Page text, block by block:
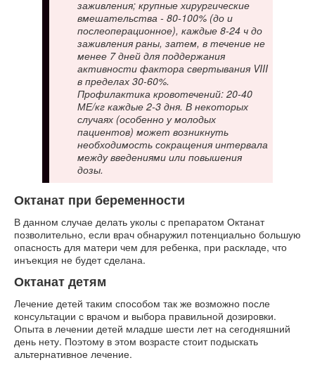
заживления; крупные хирургические
вмешательства - 80-100% (до и
послеоперационное), каждые 8-24 ч до
заживления раны, затем, в течение не
менее 7 дней для поддержания
активности фактора свертывания VIII
в пределах 30-60%.
Профилактика кровотечений: 20-40
МЕ/кг каждые 2-3 дня. В некоторых
случаях (особенно у молодых
пациентов) может возникнуть
необходимость сокращения интервала
между введениями или повышения
дозы.
Октанат при беременности
В данном случае делать уколы с препаратом Октанат
позволительно, если врач обнаружил потенциально большую
опасность для матери чем для ребенка, при раскладе, что
инъекция не будет сделана.
Октанат детям
Лечение детей таким способом так же возможно после
консультации с врачом и выбора правильной дозировки.
Опыта в лечении детей младше шести лет на сегодняшний
день нету. Поэтому в этом возрасте стоит подыскать
альтернативное лечение.